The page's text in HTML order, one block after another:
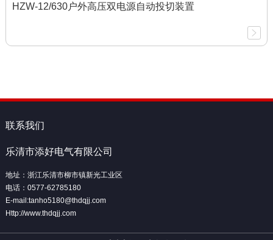
HZW-12/630户外高压双电源自动投切装置
联系我们
乐清市添好电气有限公司
地址：浙江乐清市柳市镇新光工业区
电话：0577-62785180
E-mail:tanho5180@thdqjj.com
Http://www.thdqjj.com